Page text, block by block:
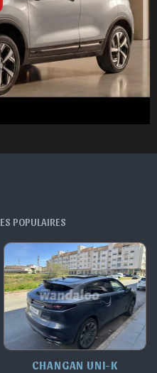
ES POPULAIRES
CHANGAN UNI-K